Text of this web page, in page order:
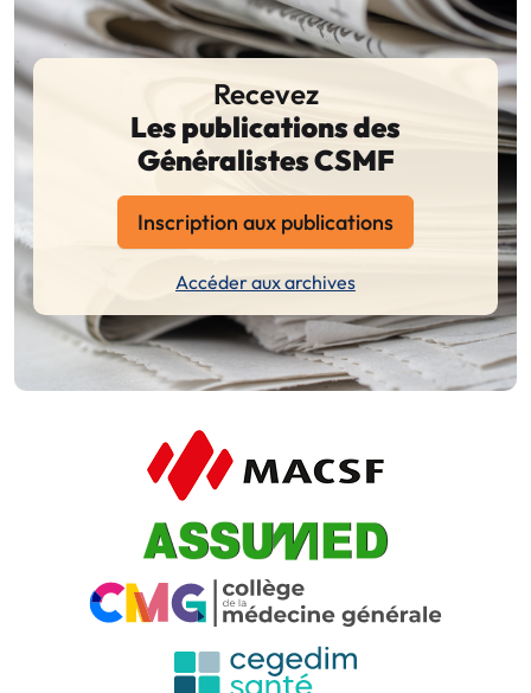
Recevez
Les publications des
Généralistes CSMF
Inscription aux publications
Accéder aux archives